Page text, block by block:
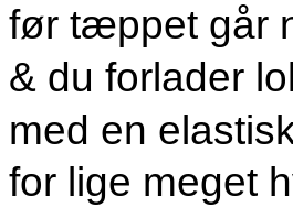
før tæppet går
& du forlader
med en
for lige meget